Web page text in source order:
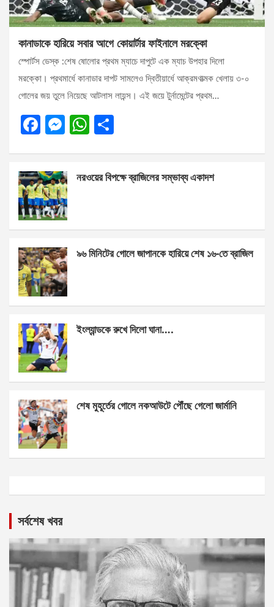
কানাডাকে হারিয়ে সবার আগে কোয়ার্টার ফাইনালে মরক্কো
স্পোর্টস ডেস্ক :শেষ ষোলোর প্রথম ম্যাচে দাপুটে এক ম্যাচ উপহার দিলো
মরক্কো। প্রথমার্ধে কানাডার দাপট সামলেও দ্বিতীয়ার্ধে আক্রমণাত্মক খেলায় ৩-০
গোলের জয় তুলে নিয়েছে আটলাস লায়ন্স। এই জয়ে টুর্নামেন্টের প্রথম…
F
b
o
o
k
M
n
g
er
W
s
p
e
নরওয়ের বিপক্ষে ব্রাজিলের সম্ভাব্য একাদশ
৯৬ মিনিটের গোলে জাপানকে হারিয়ে শেষ ১৬-তে ব্রাজিল
ইংল্যান্ডকে রুখে দিলো ঘানা….
শেষ মুহূর্তের গোলে নকআউটে পৌঁছে গেলো জার্মানি
সর্বশেষ খবর